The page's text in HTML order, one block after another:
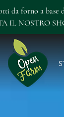
da forno a base
IL NOSTRO